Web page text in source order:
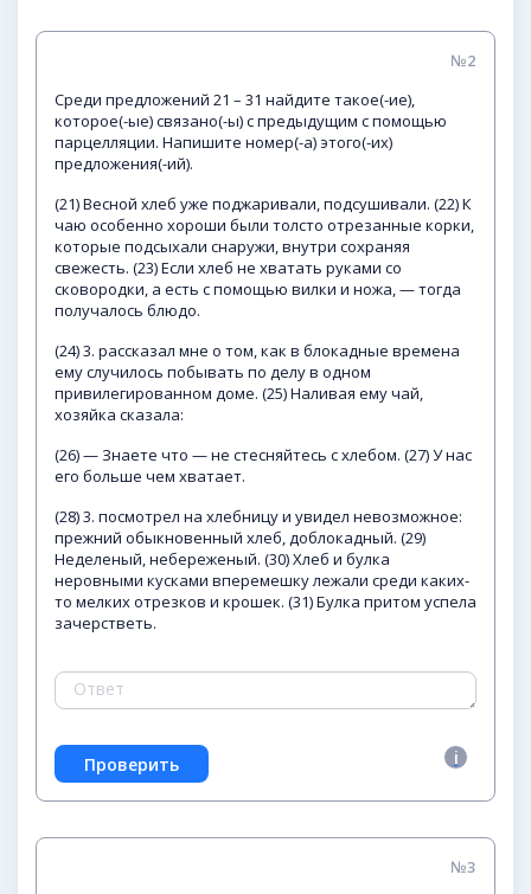
№2
Среди предложений 21 – 31 найдите такое(-ие),
которое(-ые) связано(-ы) с предыдущим с помощью
парцелляции. Напишите номер(-а) этого(-их)
предложения(-ий).
(21) Весной хлеб уже поджаривали, подсушивали. (22) К
чаю особенно хороши были толсто отрезанные корки,
которые подсыхали снаружи, внутри сохраняя
свежесть. (23) Если хлеб не хватать руками со
сковородки, а есть с помощью вилки и ножа, — тогда
получалось блюдо.
(24) 3. рассказал мне о том, как в блокадные времена
ему случилось побывать по делу в одном
привилегированном доме. (25) Наливая ему чай,
хозяйка сказала:
(26) — Знаете что — не стесняйтесь с хлебом. (27) У нас
его больше чем хватает.
(28) 3. посмотрел на хлебницу и увидел невозможное:
прежний обыкновенный хлеб, доблокадный. (29)
Неделеный, небереженый. (30) Хлеб и булка
неровными кусками вперемешку лежали среди каких-
то мелких отрезков и крошек. (31) Булка притом успела
зачерстветь.
№3